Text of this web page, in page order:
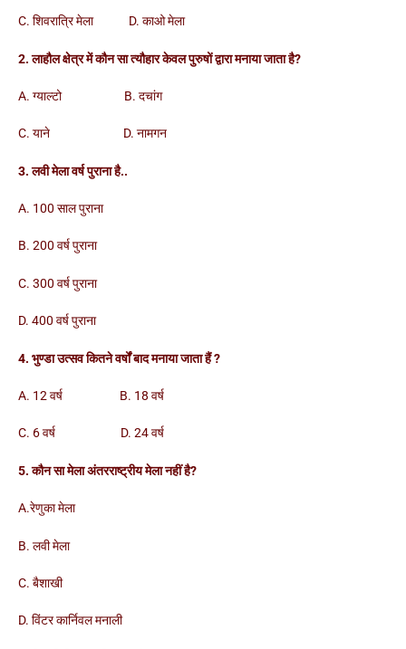
C. शिवरात्रि मेला D. काओ मेला
2. लाहौल क्षेत्र में कौन सा त्यौहार केवल पुरुषों द्वारा मनाया जाता है?
A. ग्याल्टो B. दचांग
C. याने D. नामगन
3. लवी मेला वर्ष पुराना है..
A. 100 साल पुराना
B. 200 वर्ष पुराना
C. 300 वर्ष पुराना
D. 400 वर्ष पुराना
4. भुण्डा उत्सव कितने वर्षों बाद मनाया जाता हैं ?
A. 12 वर्ष B. 18 वर्ष
C. 6 वर्ष D. 24 वर्ष
5. कौन सा मेला अंतरराष्ट्रीय मेला नहीं है?
A.रेणुका मेला
B. लवी मेला
C. बैशाखी
D. विंटर कार्निवल मनाली